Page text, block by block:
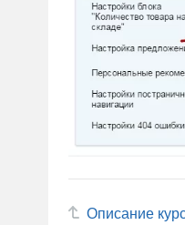
Описание